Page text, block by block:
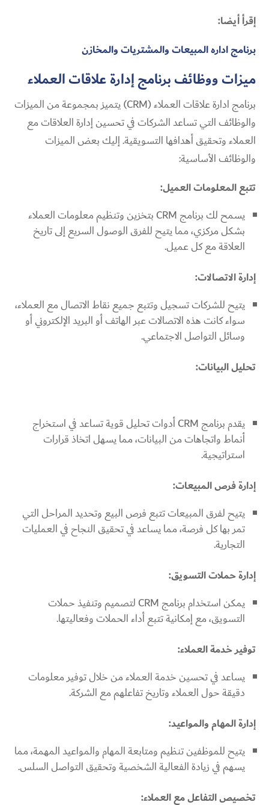
إقرأ أيضا:
برنامج اداره المبيعات والمشتريات والمخازن
ميزات ووظائف برنامج إدارة علاقات العملاء
برنامج ادارة علاقات العملاء (CRM) يتميز بمجموعة من الميزات
والوظائف التي تساعد الشركات في تحسين إدارة العلاقات مع
العملاء وتحقيق أهدافها التسويقية. إليك بعض الميزات
والوظائف الأساسية:
تتبع المعلومات العميل:
يسمح لك برنامج CRM بتخزين وتنظيم معلومات العملاء
بشكل مركزي، مما يتيح للفرق الوصول السريع إلى تاريخ
العلاقة مع كل عميل.
إدارة الاتصالات:
يتيح للشركات تسجيل وتتبع جميع نقاط الاتصال مع العملاء،
سواء كانت هذه الاتصالات عبر الهاتف أو البريد الإلكتروني أو
وسائل التواصل الاجتماعي.
تحليل البيانات:
يقدم برنامج CRM أدوات تحليل قوية تساعد في استخراج
أنماط واتجاهات من البيانات، مما يسهل اتخاذ قرارات
استراتيجية.
إدارة فرص المبيعات:
يتيح لفرق المبيعات تتبع فرص البيع وتحديد المراحل التي
تمر بها كل فرصة، مما يساعد في تحقيق النجاح في العمليات
التجارية.
إدارة حملات التسويق:
يمكن استخدام برنامج CRM لتصميم وتنفيذ حملات
التسويق، مع إمكانية تتبع أداء الحملات وفعاليتها.
توفير خدمة العملاء:
يساعد في تحسين خدمة العملاء من خلال توفير معلومات
دقيقة حول العملاء وتاريخ تفاعلهم مع الشركة.
إدارة المهام والمواعيد:
يتيح للموظفين تنظيم ومتابعة المهام والمواعيد المهمة، مما
يسهم في زيادة الفعالية الشخصية وتحقيق التواصل السلس.
تخصيص التفاعل مع العملاء: